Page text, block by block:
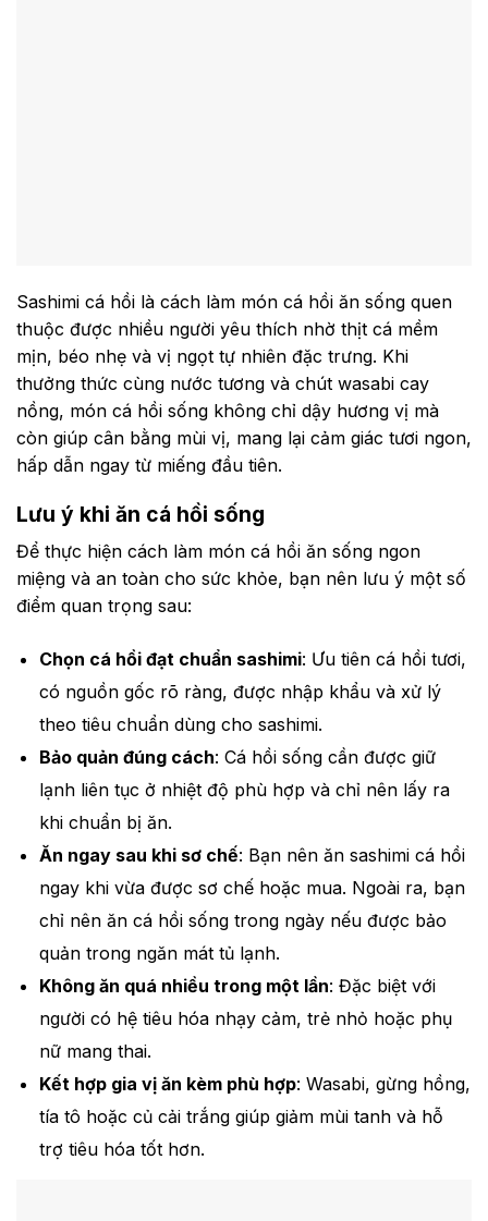
Sashimi cá hồi là cách làm món cá hồi ăn sống quen
thuộc được nhiều người yêu thích nhờ thịt cá mềm
mịn, béo nhẹ và vị ngọt tự nhiên đặc trưng. Khi
thưởng thức cùng nước tương và chút wasabi cay
nồng, món cá hồi sống không chỉ dậy hương vị mà
còn giúp cân bằng mùi vị, mang lại cảm giác tươi ngon,
hấp dẫn ngay từ miếng đầu tiên.
Lưu ý khi ăn cá hồi sống
Để thực hiện cách làm món cá hồi ăn sống ngon
miệng và an toàn cho sức khỏe, bạn nên lưu ý một số
điểm quan trọng sau:
Chọn cá hồi đạt chuẩn sashimi: Ưu tiên cá hồi tươi,
có nguồn gốc rõ ràng, được nhập khẩu và xử lý
theo tiêu chuẩn dùng cho sashimi.
Bảo quản đúng cách: Cá hồi sống cần được giữ
lạnh liên tục ở nhiệt độ phù hợp và chỉ nên lấy ra
khi chuẩn bị ăn.
Ăn ngay sau khi sơ chế: Bạn nên ăn sashimi cá hồi
ngay khi vừa được sơ chế hoặc mua. Ngoài ra, bạn
chỉ nên ăn cá hồi sống trong ngày nếu được bảo
quản trong ngăn mát tủ lạnh.
Không ăn quá nhiều trong một lần: Đặc biệt với
người có hệ tiêu hóa nhạy cảm, trẻ nhỏ hoặc phụ
nữ mang thai.
Kết hợp gia vị ăn kèm phù hợp: Wasabi, gừng hồng,
tía tô hoặc củ cải trắng giúp giảm mùi tanh và hỗ
trợ tiêu hóa tốt hơn.